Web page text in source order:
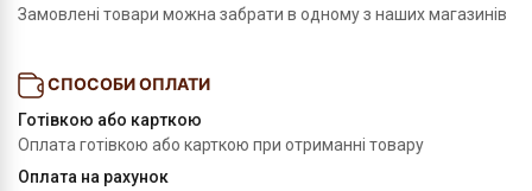
Замовлені товари можна забрати в одному з наших магазинів
СПОСОБИ ОПЛАТИ
Готівкою або карткою
Оплата готівкою або карткою при отриманні товару
Оплата на рахунок